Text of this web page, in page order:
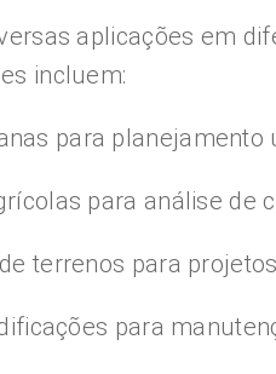
aplicações em
incluem:
para
para análise de
terrenos para
para